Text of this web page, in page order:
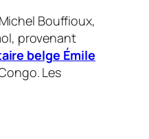
Bouffioux,
provenant
belge Émile
Les